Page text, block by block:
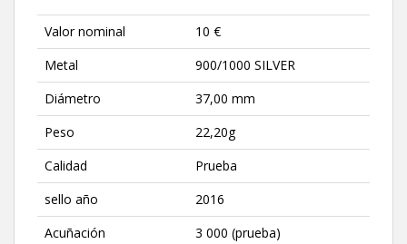
Valor nominal
10 €
Metal
900/1000 SILVER
Diámetro
37,00 mm
Peso
22,20g
Calidad
Prueba
sello año
2016
Acuñación
3 000 (prueba)